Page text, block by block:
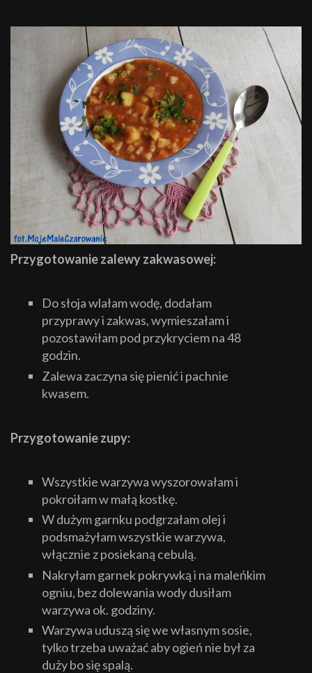
Przygotowanie zalewy zakwasowej:
Do słoja wlałam wodę, dodałam
przyprawy i zakwas, wymieszałam i
pozostawiłam pod przykryciem na 48
godzin.
Zalewa zaczyna się pienić i pachnie
kwasem.
Przygotowanie zupy:
Wszystkie warzywa wyszorowałam i
pokroiłam w małą kostkę.
W dużym garnku podgrzałam olej i
podsmażyłam wszystkie warzywa,
włącznie z posiekaną cebulą.
Nakryłam garnek pokrywką i na maleńkim
ogniu, bez dolewania wody dusiłam
warzywa ok. godziny.
Warzywa uduszą się we własnym sosie,
tylko trzeba uważać aby ogień nie był za
duży bo się spalą.